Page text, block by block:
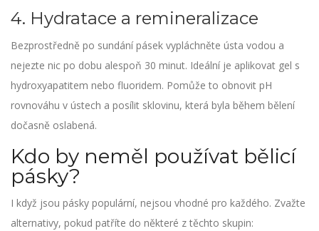
4. Hydratace a remineralizace
Bezprostředně po sundání pásek vypláchněte ústa vodou a
nejezte nic po dobu alespoň 30 minut. Ideální je aplikovat gel s
hydroxyapatitem nebo fluoridem. Pomůže to obnovit pH
rovnováhu v ústech a posílit sklovinu, která byla během bělení
dočasně oslabená.
Kdo by neměl používat bělicí
pásky?
I když jsou pásky populární, nejsou vhodné pro každého. Zvažte
alternativy, pokud patříte do některé z těchto skupin: